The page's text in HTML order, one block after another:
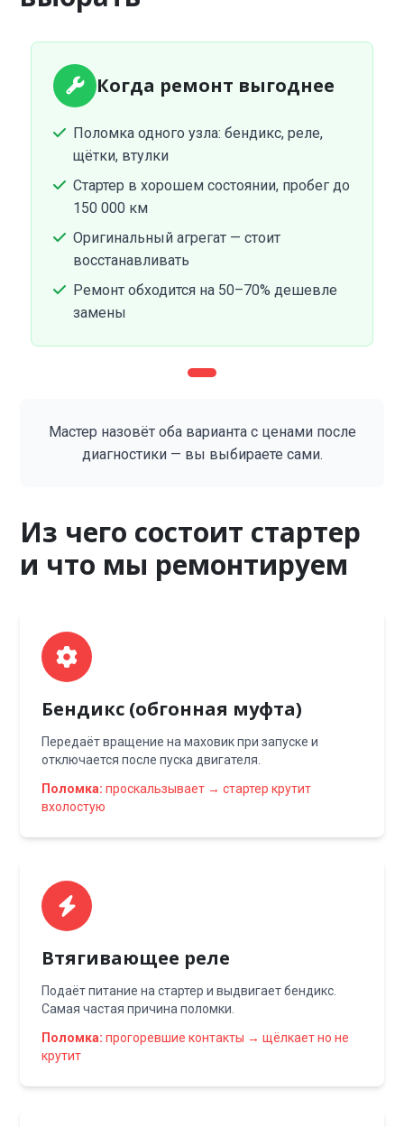
Когда ремонт выгоднее
Поломка одного узла: бендикс, реле,
щётки, втулки
Стартер в хорошем состоянии, пробег до
150 000 км
Оригинальный агрегат — стоит
восстанавливать
Ремонт обходится на 50–70% дешевле
замены
Мастер назовёт оба варианта с ценами после
диагностики — вы выбираете сами.
Из чего состоит стартер
и что мы ремонтируем
Бендикс (обгонная муфта)
Передаёт вращение на маховик при запуске и
отключается после пуска двигателя.
Поломка: проскальзывает → стартер крутит
вхолостую
Втягивающее реле
Подаёт питание на стартер и выдвигает бендикс.
Самая частая причина поломки.
Поломка: прогоревшие контакты → щёлкает но не
крутит